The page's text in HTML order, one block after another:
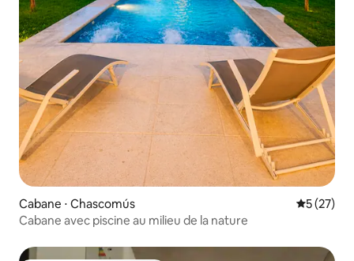
Cabane ⋅ Chascomús
5 (27)
Cabane avec piscine au milieu de la nature